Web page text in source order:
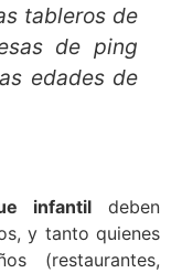
tableros de
de ping
edades de
infantil deben
y tanto quienes
(restaurantes,